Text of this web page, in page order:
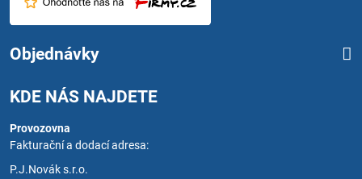
Objednávky
KDE NÁS NAJDETE
Provozovna
Fakturační a dodací adresa:
P.J.Novák s.r.o.